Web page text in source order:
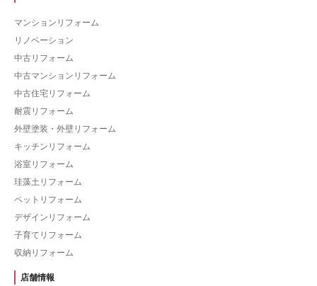
マンションリフォーム
リノベーション
中古リフォーム
中古マンションリフォーム
中古住宅リフォーム
耐震リフォーム
外壁塗装・外壁リフォーム
キッチンリフォーム
浴室リフォーム
珪藻土リフォーム
ペットリフォーム
デザインリフォーム
子育てリフォーム
収納リフォーム
店舗情報